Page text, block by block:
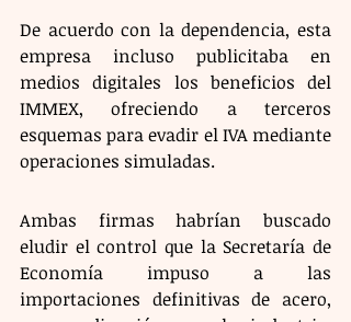
De acuerdo con la dependencia, esta
empresa incluso publicitaba en
medios digitales los beneficios del
IMMEX, ofreciendo a terceros
esquemas para evadir el IVA mediante
operaciones simuladas.
Ambas firmas habrían buscado
eludir el control que la Secretaría de
Economía impuso a las
importaciones definitivas de acero,